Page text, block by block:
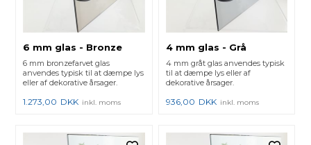
6 mm glas - Bronze
6 mm bronzefarvet glas
anvendes typisk til at dæmpe lys
eller af dekorative årsager.
1.273,00 DKK inkl. moms
4 mm glas - Grå
4 mm gråt glas anvendes typisk
til at dæmpe lys eller af
dekorative årsager.
936,00 DKK inkl. moms